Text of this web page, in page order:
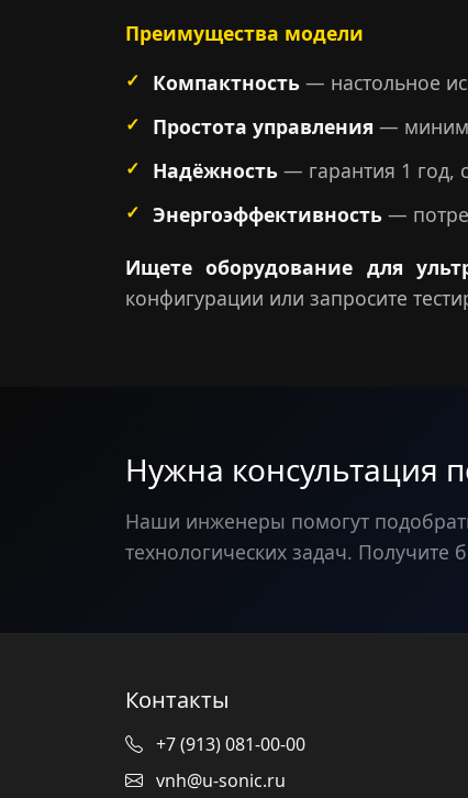
Преимущества модели
Компактность — настольное
Простота управления —
Надёжность — гарантия 1 год,
Энергоэффективность —
Ищете оборудование для
конфигурации или запросите
Нужна консультация
Наши инженеры помогут
технологических задач. Получите
Контакты
+7 (913) 081-00-00
vnh@u-sonic.ru